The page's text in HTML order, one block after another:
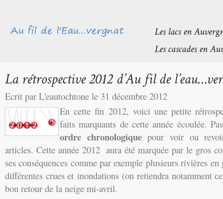
Ecrit par L'eautochtone le 31 décembre 2012
En cette fin 2012, voici une petite
faits marquants de cette année écoulée.
ordre chronologiquepour voir ou
articles. Cette année 2012 aura été marquée par le gros
ses conséquences comme par exemple plusieurs rivières
différentes crues et inondations (on retiendra notamment
bon retour de la neige mi-avril.